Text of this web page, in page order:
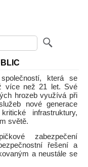
která se
více než 21 let. Své
hrozeb využívá při
nové generace
infrastruktury,
světě.
zabezpečení
řešení a
a neustále se